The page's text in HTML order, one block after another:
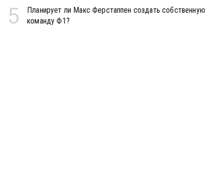
5
Планирует ли Макс Ферстаппен создать собственную
команду Ф1?